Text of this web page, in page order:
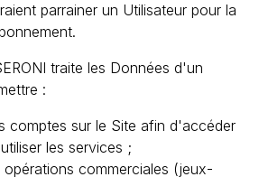
parrainer un Utilisateur pour la
traite les Données d'un
:
comptes sur le Site afin d'accéder
les services ;
commerciales (jeux-